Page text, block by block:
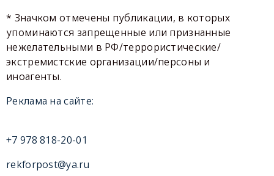
* Значком отмечены публикации, в которых
упоминаются запрещенные или признанные
нежелательными в РФ/террористические/
экстремистские организации/персоны и
иноагенты.
Реклама на сайте:
+7 978 818-20-01
rekforpost@ya.ru